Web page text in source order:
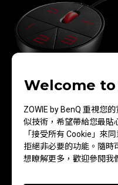
Welcome to
ZOWIE by BenQ 重視您
似技術，希望帶給您最貼
「接受所有 Cookie」來
拒絕非必要的功能。隨時
想瞭解更多，歡迎參閱我
遊戲情境模
每一款遊戲都有其最佳